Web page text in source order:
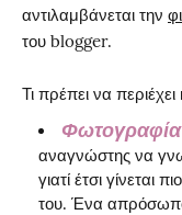
αντιλαμβάνεται την
του blogger.
Τι πρέπει να
αναγνώστης να
γιατί έτσι γίνεται
του. Ένα απρόσωπο